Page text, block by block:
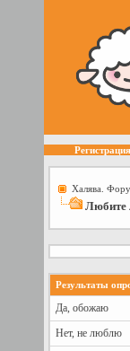
Регистрация
Халява.
Любите
Результаты
Да, обожаю
Нет, не люблю